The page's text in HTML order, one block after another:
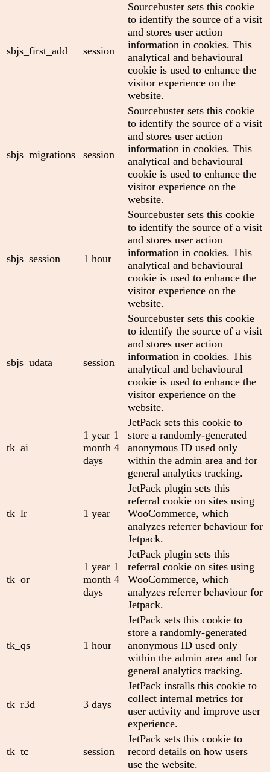
sbjs_first_add session
Sourcebuster sets this cookie
to identify the source of a visit
and stores user action
information in cookies. This
analytical and behavioural
cookie is used to enhance the
visitor experience on the
website.
sbjs_migrations session
Sourcebuster sets this cookie
to identify the source of a visit
and stores user action
information in cookies. This
analytical and behavioural
cookie is used to enhance the
visitor experience on the
website.
sbjs_session 1 hour
Sourcebuster sets this cookie
to identify the source of a visit
and stores user action
information in cookies. This
analytical and behavioural
cookie is used to enhance the
visitor experience on the
website.
sbjs_udata session
Sourcebuster sets this cookie
to identify the source of a visit
and stores user action
information in cookies. This
analytical and behavioural
cookie is used to enhance the
visitor experience on the
website.
tk_ai
1 year 1
month 4
days
JetPack sets this cookie to
store a randomly-generated
anonymous ID used only
within the admin area and for
general analytics tracking.
tk_lr 1 year
JetPack plugin sets this
referral cookie on sites using
WooCommerce, which
analyzes referrer behaviour for
Jetpack.
tk_or
1 year 1
month 4
days
JetPack plugin sets this
referral cookie on sites using
WooCommerce, which
analyzes referrer behaviour for
Jetpack.
tk_qs 1 hour
JetPack sets this cookie to
store a randomly-generated
anonymous ID used only
within the admin area and for
general analytics tracking.
tk_r3d 3 days
JetPack installs this cookie to
collect internal metrics for
user activity and improve user
experience.
tk_tc session
JetPack sets this cookie to
record details on how users
use the website.